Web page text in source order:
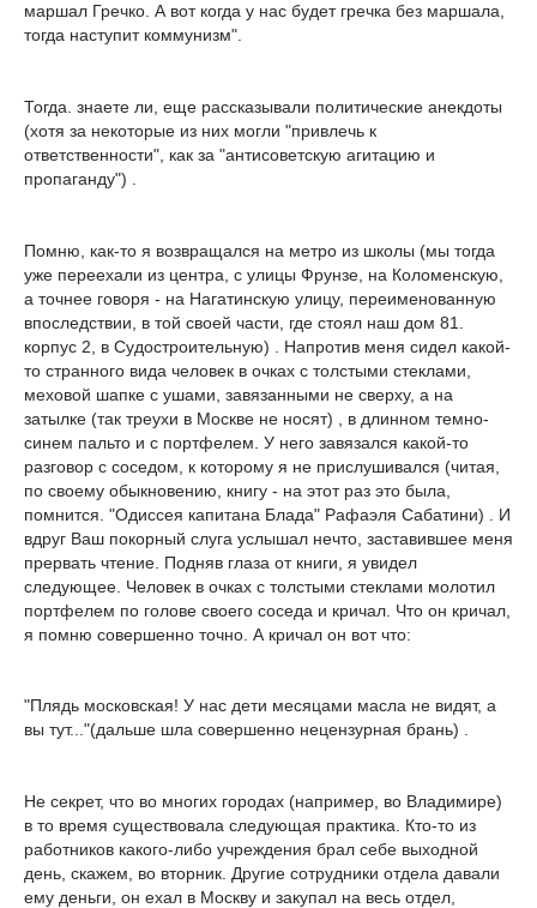
маршал Гречко. А вот когда у нас будет гречка без маршала,
тогда наступит коммунизм".
Тогда. знаете ли, еще рассказывали политические анекдоты
(хотя за некоторые из них могли "привлечь к
ответственности", как за "антисоветскую агитацию и
пропаганду") .
Помню, как-то я возвращался на метро из школы (мы тогда
уже переехали из центра, с улицы Фрунзе, на Коломенскую,
а точнее говоря - на Нагатинскую улицу, переименованную
впоследствии, в той своей части, где стоял наш дом 81.
корпус 2, в Судостроительную) . Напротив меня сидел какой-
то странного вида человек в очках с толстыми стеклами,
меховой шапке с ушами, завязанными не сверху, а на
затылке (так треухи в Москве не носят) , в длинном темно-
синем пальто и с портфелем. У него завязался какой-то
разговор с соседом, к которому я не прислушивался (читая,
по своему обыкновению, книгу - на этот раз это была,
помнится. "Одиссея капитана Блада" Рафаэля Сабатини) . И
вдруг Ваш покорный слуга услышал нечто, заставившее меня
прервать чтение. Подняв глаза от книги, я увидел
следующее. Человек в очках с толстыми стеклами молотил
портфелем по голове своего соседа и кричал. Что он кричал,
я помню совершенно точно. А кричал он вот что:
"Плядь московская! У нас дети месяцами масла не видят, а
вы тут..."(дальше шла совершенно нецензурная брань) .
Не секрет, что во многих городах (например, во Владимире)
в то время существовала следующая практика. Кто-то из
работников какого-либо учреждения брал себе выходной
день, скажем, во вторник. Другие сотрудники отдела давали
ему деньги, он ехал в Москву и закупал на весь отдел,